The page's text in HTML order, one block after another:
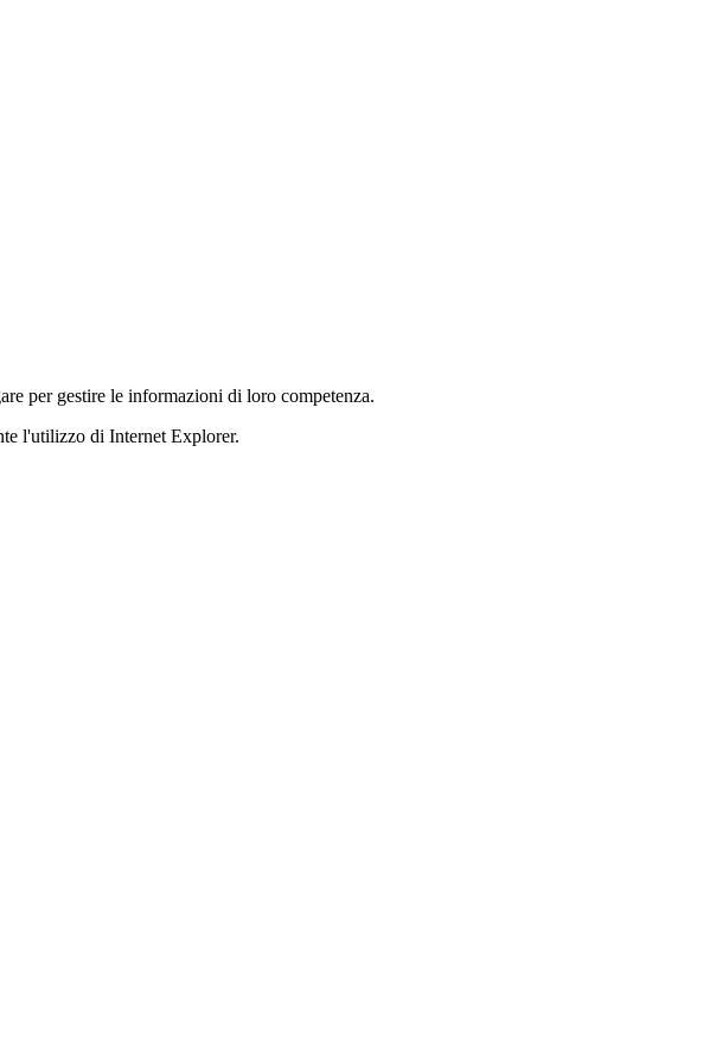
per gestire le informazioni di loro competenza.
l'utilizzo di Internet Explorer.